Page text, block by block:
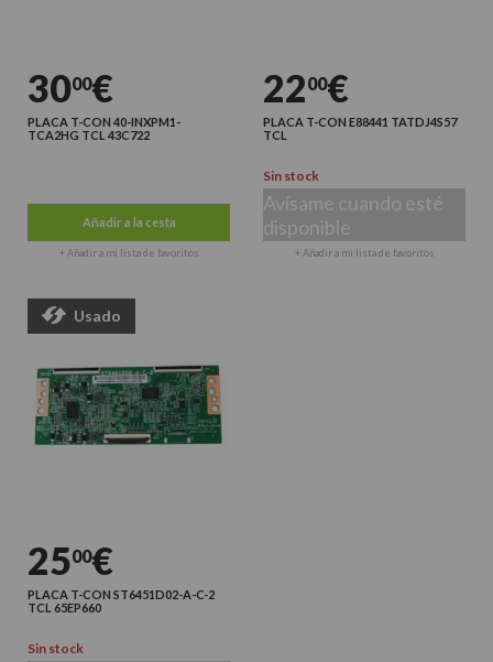
3000€
PLACA T-CON 40-INXPM1-
TCA2HG TCL 43C722
Añadir a la cesta
+ Añadir a mi lista de favoritos
2200€
PLACA T-CON E88441 TATDJ4S57
TCL
Sin stock
Avísame cuando esté
disponible
+ Añadir a mi lista de favoritos
Usado
2500€
PLACA T-CON ST6451D02-A-C-2
TCL 65EP660
Sin stock